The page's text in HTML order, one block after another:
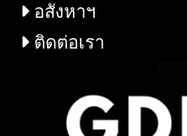
อสังหาฯ
ติดต่อเรา